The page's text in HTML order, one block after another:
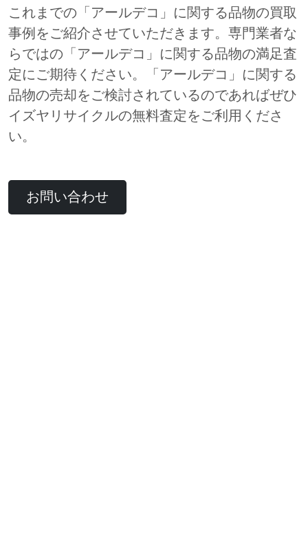
これまでの「アールデコ」に関する品物の買取
事例をご紹介させていただきます。専門業者な
らではの「アールデコ」に関する品物の満足査
定にご期待ください。「アールデコ」に関する
品物の売却をご検討されているのであればぜひ
イズヤリサイクルの無料査定をご利用くださ
い。
お問い合わせ